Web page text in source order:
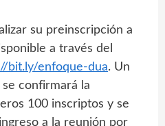
su preinscripción a
a través del
bit.ly/enfoque-dua. Un
confirmará la
100 inscriptos y se
a la reunión por